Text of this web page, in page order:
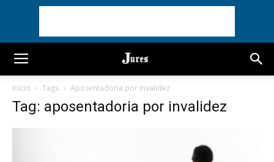
Início Tags Aposentadoria por invalidez
Tag: aposentadoria por invalidez